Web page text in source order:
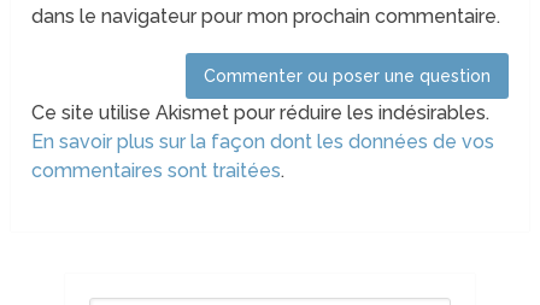
dans le navigateur pour mon prochain commentaire.
Ce site utilise Akismet pour réduire les indésirables.
En savoir plus sur la façon dont les données de vos
commentaires sont traitées.